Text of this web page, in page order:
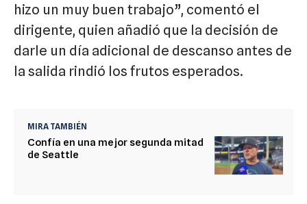
hizo un muy buen trabajo”, comentó el
dirigente, quien añadió que la decisión de
darle un día adicional de descanso antes de
la salida rindió los frutos esperados.
MIRA TAMBIÉN
Confía en una mejor segunda mitad
de Seattle